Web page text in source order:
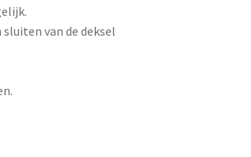
van de deksel